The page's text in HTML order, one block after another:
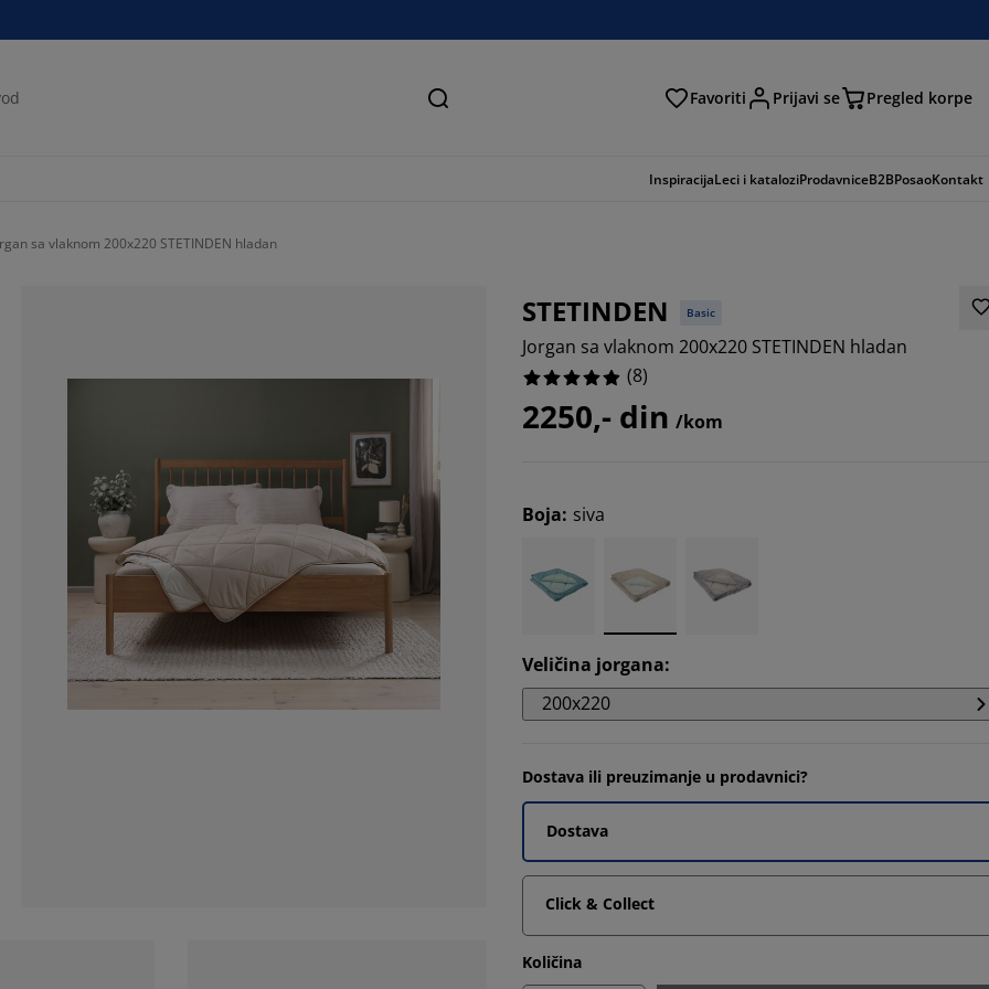
Pretraga Favoriti Prijavi se Pregled korpe
InspiracijaLeci i kataloziProdavniceB2BPosaoKontakt
sa vlaknom 200x220 STETINDEN hladan
STETINDEN Basic
Jorgan sa vlaknom 200x220 STETINDEN hladan
(8)
2250,- din /kom
Boja: siva
Veličina jorgana:
200x220
Dostava ili preuzimanje u prodavnici?
Dostava
Click & Collect
Količina
12.5%